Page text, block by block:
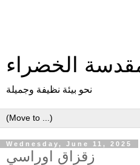
الخضراء
نحو بيئة نظيفة وجميلة
Wednesday, June 11, 2025
زقزاق اوراسي